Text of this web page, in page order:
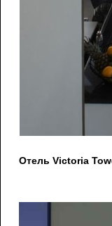
Отель Victoria